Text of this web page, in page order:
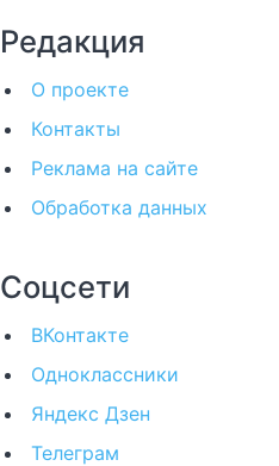
Редакция
О проекте
Контакты
Реклама на сайте
Обработка данных
Соцсети
ВКонтакте
Одноклассники
Яндекс Дзен
Телеграм